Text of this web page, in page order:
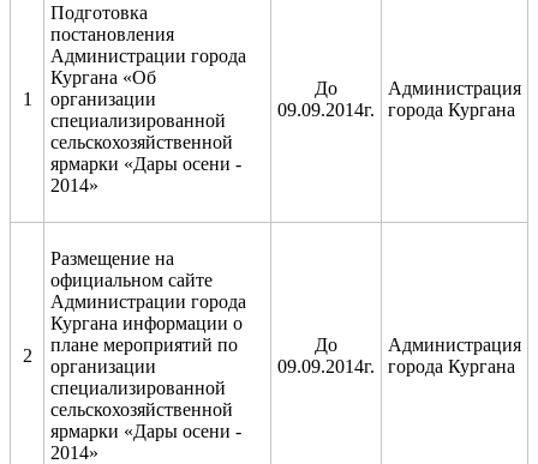
1
Подготовка
постановления
Администрации города
Кургана «Об
организации
специализированной
сельскохозяйственной
ярмарки «Дары осени -
2014»
До
09.09.2014г.
Администрация
города Кургана
2
Размещение на
официальном сайте
Администрации города
Кургана информации о
плане мероприятий по
организации
специализированной
сельскохозяйственной
ярмарки «Дары осени -
2014»
До
09.09.2014г.
Администрация
города Кургана